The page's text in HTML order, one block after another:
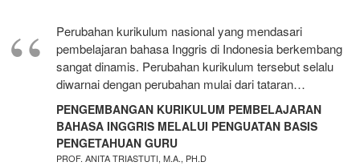
Perubahan kurikulum nasional yang mendasari
pembelajaran bahasa Inggris di Indonesia berkembang
sangat dinamis. Perubahan kurikulum tersebut selalu
diwarnai dengan perubahan mulai dari tataran…
PENGEMBANGAN KURIKULUM PEMBELAJARAN
BAHASA INGGRIS MELALUI PENGUATAN BASIS
PENGETAHUAN GURU
PROF. ANITA TRIASTUTI, M.A., PH.D